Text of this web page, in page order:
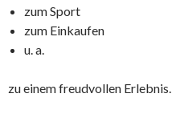
zum Sport
zum Einkaufen
u. a.
zu einem freudvollen Erlebnis.